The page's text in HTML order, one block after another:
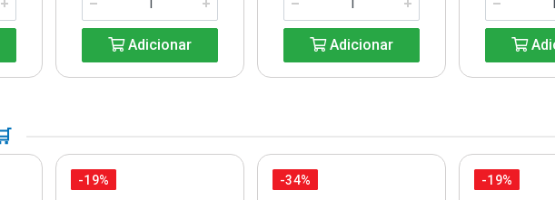
Adicionar Adicionar
-19% -34% -19%